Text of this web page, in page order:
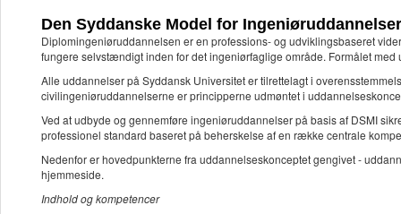
Den Syddanske Model for Ingeniøruddannelser
Diplomingeniøruddannelsen er en professions- og udviklingsbaseret
fungere selvstændigt inden for det ingeniørfaglige område. Formålet
Alle uddannelser på Syddansk Universitet er tilrettelagt i
civilingeniøruddannelserne er principperne udmøntet i
Ved at udbyde og gennemføre ingeniøruddannelser på basis af DSMI
professionel standard baseret på beherskelse af en række centrale
Nedenfor er hovedpunkterne fra uddannelseskonceptet gengivet -
hjemmeside.
Indhold og kompetencer